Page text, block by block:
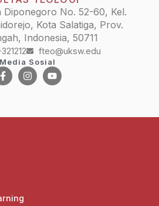
Diponegoro No. 52-60, Kel.
Kota Salatiga, Prov.
Indonesia, 50711
fteo@uksw.edu
Media Sosial